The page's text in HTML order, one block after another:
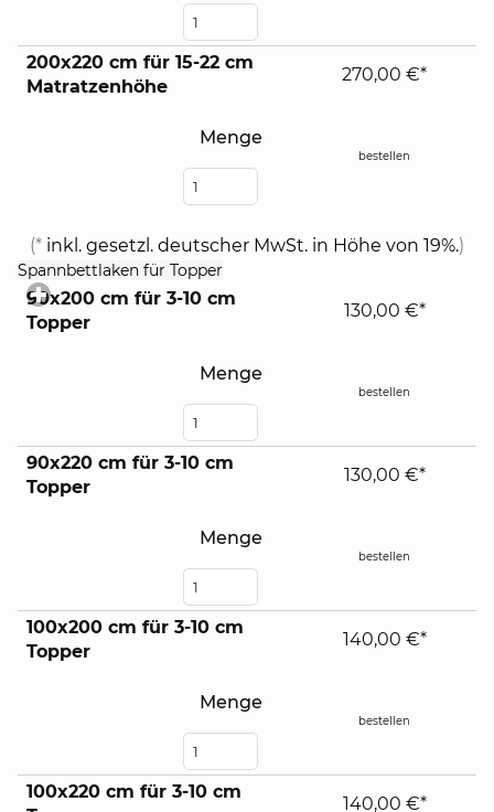
200x220 cm für 15-22 cm
Matratzenhöhe
Menge
270,00 €*
bestellen
(* inkl. gesetzl. deutscher MwSt. in Höhe von 19%.)
Spannbettlaken für Topper
expand
90x200 cm für 3-10 cm
Topper
Menge
130,00 €*
bestellen
90x220 cm für 3-10 cm
Topper
Menge
130,00 €*
bestellen
100x200 cm für 3-10 cm
Topper
Menge
140,00 €*
bestellen
100x220 cm für 3-10 cm
140,00 €*